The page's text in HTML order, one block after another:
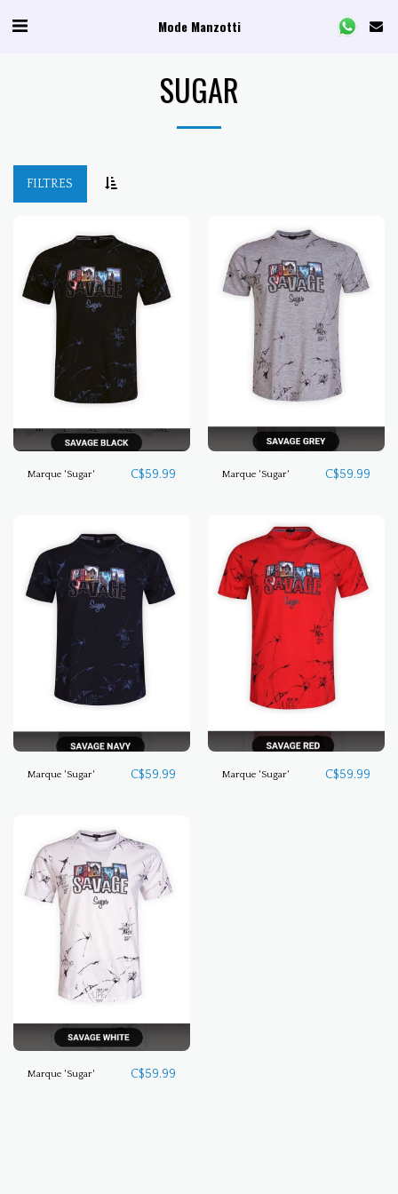
Mode Manzotti
SUGAR
FILTRES
Marque 'Sugar' C$59.99 Marque 'Sugar' C$59.99
Marque 'Sugar' C$59.99 Marque 'Sugar' C$59.99
Marque 'Sugar' C$59.99